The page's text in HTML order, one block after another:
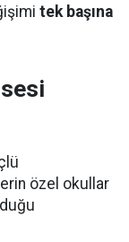
tek başına
özel okullar